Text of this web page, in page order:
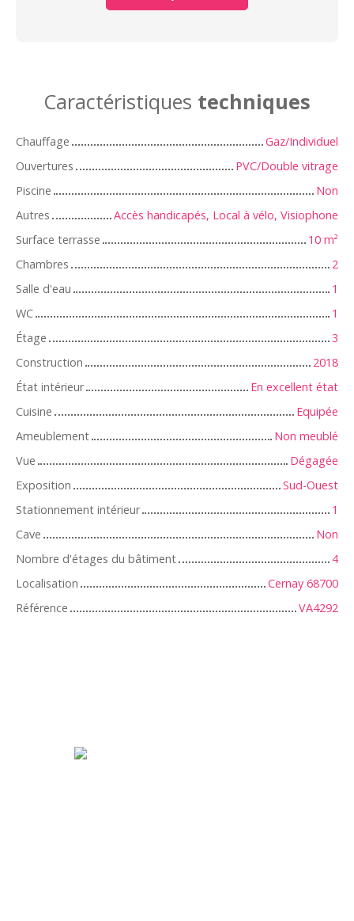
Caractéristiques techniques
Chauffage
Gaz/Individuel
Ouvertures
PVC/Double vitrage
Piscine
Non
Autres
Accès handicapés, Local à vélo, Visiophone
Surface terrasse
10 m²
Chambres
2
Salle d'eau
1
WC
1
Étage
3
Construction
2018
État intérieur
En excellent état
Cuisine
Equipée
Ameublement
Non meublé
Vue
Dégagée
Exposition
Sud-Ouest
Stationnement intérieur
1
Cave
Non
Nombre d'étages du bâtiment
4
Localisation
Cernay 68700
Référence
VA4292